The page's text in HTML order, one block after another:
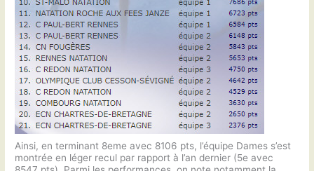
Ainsi, en terminant 8eme avec 8106 pts, l’équipe Dames s’est
montrée en léger recul par rapport à l’an dernier (5e avec